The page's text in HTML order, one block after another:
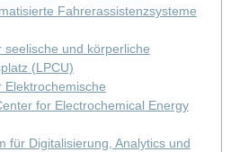
Fahrerassistenzsysteme
und körperliche
(LPCU)
Elektrochemische
for Electrochemical Energy
für Digitalisierung, Analytics und